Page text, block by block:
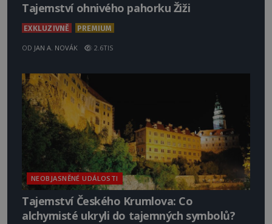
Tajemství ohnivého pahorku Žiži
EXKLUZIVNĚ PREMIUM
OD JAN A. NOVÁK 2.6TIS
NEOBJASNĚNÉ UDÁLOSTI
Tajemství Českého Krumlova: Co
alchymisté ukryli do tajemných symbolů?